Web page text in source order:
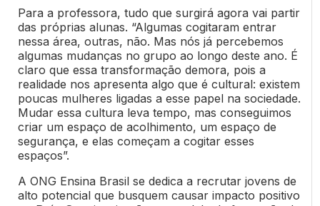
Para a professora, tudo que surgirá agora vai partir
das próprias alunas. “Algumas cogitaram entrar
nessa área, outras, não. Mas nós já percebemos
algumas mudanças no grupo ao longo deste ano. É
claro que essa transformação demora, pois a
realidade nos apresenta algo que é cultural: existem
poucas mulheres ligadas a esse papel na sociedade.
Mudar essa cultura leva tempo, mas conseguimos
criar um espaço de acolhimento, um espaço de
segurança, e elas começam a cogitar esses
espaços”.
A ONG Ensina Brasil se dedica a recrutar jovens de
alto potencial que busquem causar impacto positivo